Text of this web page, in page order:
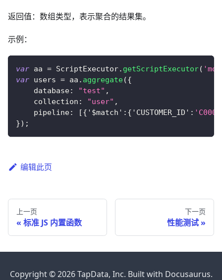
返回值：数组类型，表示聚合的结果集。
示例：
var aa = ScriptExecutor. getScriptExecutor(
var users = aa . aggregate({
database: "test" ,
collection : "user" ,
pipeline: [{ '$match' : { 'CUSTOMER_ID' :
}) ;
编辑此页
上一页
标准 JS 内置函数
下一页
性能测试
Copyright © 2026 TapData, Inc. Built with Docusaurus.